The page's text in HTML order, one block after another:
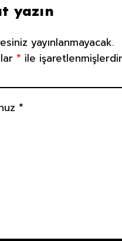
yazın
yayınlanmayacak.
* ile işaretlenmişlerdir